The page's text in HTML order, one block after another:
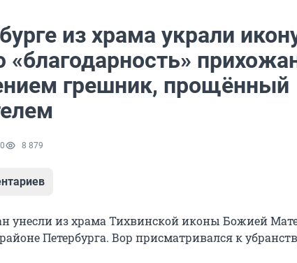
из храма украли
«благодарность»
грешник, прощённый
8 879
унесли из храма Тихвинской иконы Божией
Петербурга. Вор присматривался к